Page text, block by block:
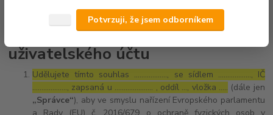
Potvrzuji, že jsem odborníkem
Souhlas se zpracováním osobních
údajů pro účely registrace
uživatelského účtu
Udělujete tímto souhlas ……………..., se sídlem ………………, IČ
………………., zapsaná u ………………… , oddíl …, vložka ….. (dále jen
„Správce“), aby ve smyslu nařízení Evropského parlamentu